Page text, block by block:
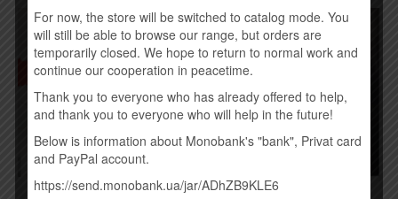
For now, the store will be switched to catalog mode. You
will still be able to browse our range, but orders are
temporarily closed. We hope to return to normal work and
continue our cooperation in peacetime.
Thank you to everyone who has already offered to help,
and thank you to everyone who will help in the future!
Below is information about Monobank's "bank", Privat card
and PayPal account.
https://send.monobank.ua/jar/ADhZB9KLE6